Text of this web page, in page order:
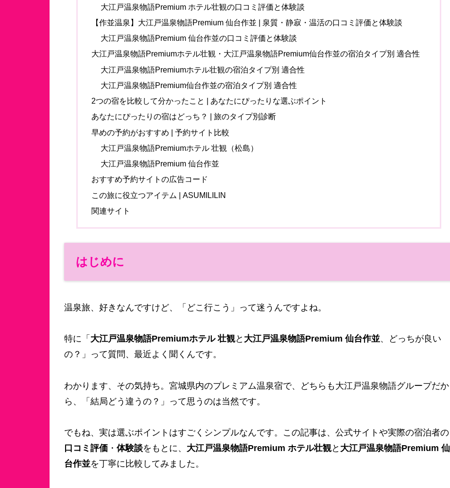
大江戸温泉物語Premium ホテル壮観の口コミ評価と体験談
【作並温泉】大江戸温泉物語Premium 仙台作並 | 泉質・静寂・温活の口コミ評価と体験談
大江戸温泉物語Premium 仙台作並の口コミ評価と体験談
大江戸温泉物語Premiumホテル壮観・大江戸温泉物語Premium仙台作並の宿泊タイプ別 適合性
大江戸温泉物語Premiumホテル壮観の宿泊タイプ別 適合性
大江戸温泉物語Premium仙台作並の宿泊タイプ別 適合性
2つの宿を比較して分かったこと | あなたにぴったりな選ぶポイント
あなたにぴったりの宿はどっち？ | 旅のタイプ別診断
早めの予約がおすすめ | 予約サイト比較
大江戸温泉物語Premiumホテル 壮観（松島）
大江戸温泉物語Premium 仙台作並
おすすめ予約サイトの広告コード
この旅に役立つアイテム | ASUMILILIN
関連サイト
はじめに
温泉旅、好きなんですけど、「どこ行こう」って迷うんですよね。
特に「 大江戸温泉物語Premiumホテル 壮観と 大江戸温泉物語Premium 仙台作並、どっちが良い
の？」って質問、最近よく聞くんです。
わかります、その気持ち。宮城県内のプレミアム温泉宿で、どちらも大江戸温泉物語グループだか
ら、「結局どう違うの？」って思うのは当然です。
でもね、実は選ぶポイントはすごくシンプルなんです。この記事は、公式サイトや実際の宿泊者の
口コミ評価 ・ 体験談をもとに、 大江戸温泉物語Premium ホテル壮観と 大江戸温泉物語Premium 仙
台作並を丁寧に比較してみました。